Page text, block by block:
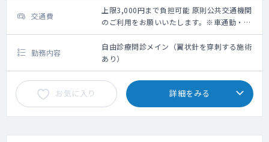
交通費
上限3,000円まで負担可能 原則公共交通機関
のご利用をお願いいたします。※車通勤・タ
クシー利用要相談
勤務内容
自由診療問診メイン（翼状針を穿刺する施術
あり）
お気に入り 詳細をみる